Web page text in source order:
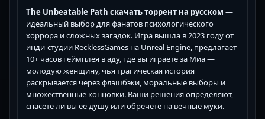
The Unbeatable Path скачать торрент на русском —
идеальный выбор для фанатов психологического
хоррора и сложных загадок. Игра вышла в 2023 году от
инди-студии RecklessGames на Unreal Engine, предлагает
10+ часов геймплея в аду, где вы играете за Миа —
молодую женщину, чья трагическая история
раскрывается через флэшбэки, моральные выборы и
множественные концовки. Ваши решения определяют,
спасёте ли вы её душу или обречёте на вечные муки.